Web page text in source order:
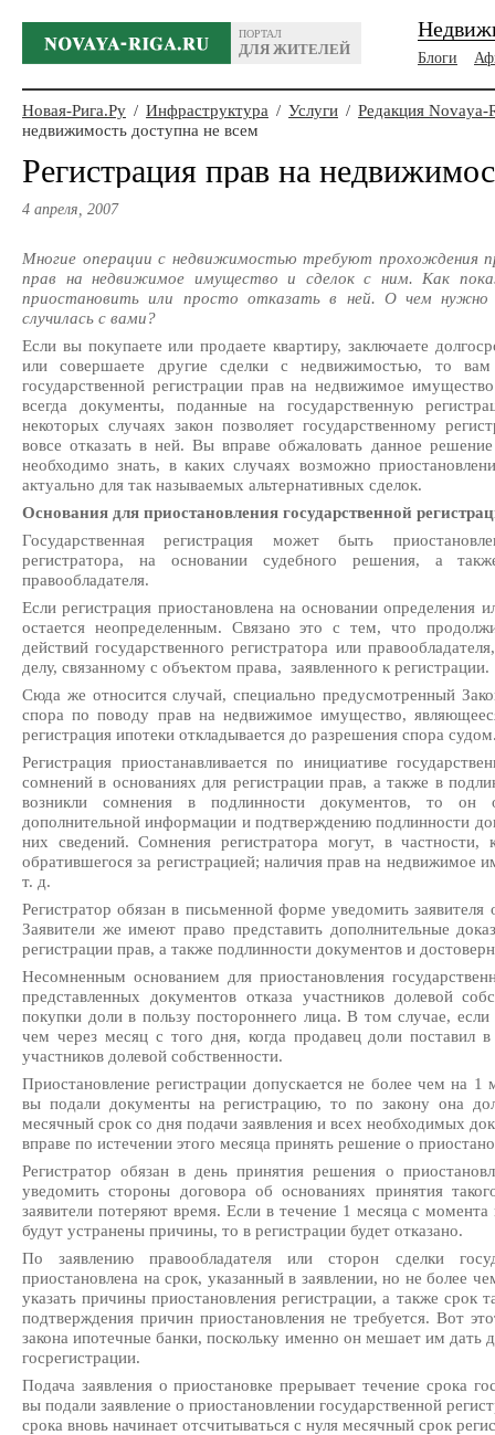
ПОРТАЛ
ДЛЯ ЖИТЕЛЕЙ
Блоги
Новая-Рига.Ру / Инфраструктура / Услуги / Редакция Novaya-
недвижимость доступна не всем
Регистрация прав на
4 апреля, 2007
Многие операции с недвижимостью требуют прохождения
прав на недвижимое имущество и сделок с ним. Как
приостановить или просто отказать в ней. О чем
случилась с вами?
Если вы покупаете или продаете квартиру, заключаете
или совершаете другие сделки с недвижимостью, то
государственной регистрации прав на недвижимое
всегда документы, поданные на государственную
некоторых случаях закон позволяет государственному
вовсе отказать в ней. Вы вправе обжаловать данное
необходимо знать, в каких случаях возможно
актуально для так называемых альтернативных сделок.
Основания для приостановления государственной
Государственная регистрация может быть
регистратора, на основании судебного решения, а
правообладателя.
Если регистрация приостановлена на основании определения
остается неопределенным. Связано это с тем, что
действий государственного регистратора или
делу, связанному с объектом права, заявленного к регистрации.
Сюда же относится случай, специально предусмотренный
спора по поводу прав на недвижимое имущество,
регистрация ипотеки откладывается до разрешения спора
Регистрация приостанавливается по инициативе
сомнений в основаниях для регистрации прав, а также в
возникли сомнения в подлинности документов, то
дополнительной информации и подтверждению подлинности
них сведений. Сомнения регистратора могут, в частности,
обратившегося за регистрацией; наличия прав на
т. д.
Регистратор обязан в письменной форме уведомить
Заявители же имеют право представить дополнительные
регистрации прав, а также подлинности документов и
Несомненным основанием для приостановления
представленных документов отказа участников долевой
покупки доли в пользу постороннего лица. В том случае, если
чем через месяц с того дня, когда продавец доли поставил
участников долевой собственности.
Приостановление регистрации допускается не более чем на
вы подали документы на регистрацию, то по закону она
месячный срок со дня подачи заявления и всех необходимых
вправе по истечении этого месяца принять решение о
Регистратор обязан в день принятия решения о
уведомить стороны договора об основаниях принятия
заявители потеряют время. Если в течение 1 месяца с
будут устранены причины, то в регистрации будет отказано.
По заявлению правообладателя или сторон сделки
приостановлена на срок, указанный в заявлении, но не более
указать причины приостановления регистрации, а также срок
подтверждения причин приостановления не требуется. Вот
закона ипотечные банки, поскольку именно он мешает им дать
госрегистрации.
Подача заявления о приостановке прерывает течение срока
вы подали заявление о приостановлении государственной
срока вновь начинает отсчитываться с нуля месячный срок